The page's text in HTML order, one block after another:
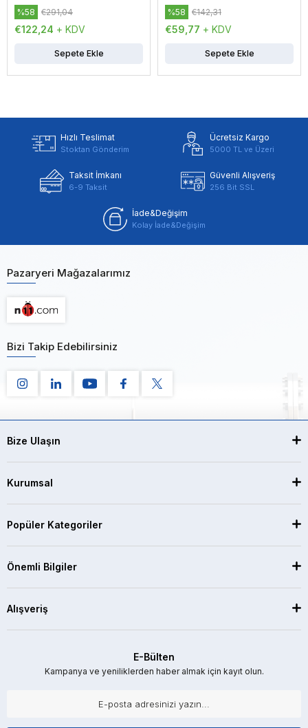
€122,24 + KDV
%58 €291,04
Sepete Ekle
Yardımcı Kontak
€59,77 + KDV
%58 €142,31
Sepete Ekle
Hızlı Teslimat
Stoktan Gönderim
Ücretsiz Kargo
5000 TL ve Üzeri
Taksit İmkanı
6-9 Taksit
Güvenli Alışveriş
256 Bit SSL
İade&Değişim
Kolay İade&Değişim
Pazaryeri Mağazalarımız
Bizi Takip Edebilirsiniz
Bize Ulaşın
Kurumsal
Popüler Kategoriler
Önemli Bilgiler
Alışveriş
E-Bülten
Kampanya ve yeniliklerden haber almak için kayıt olun.